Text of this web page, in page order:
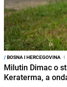
/BOSNA I HERCEGOVINA I
Milutin Dimac o
Keraterma, a